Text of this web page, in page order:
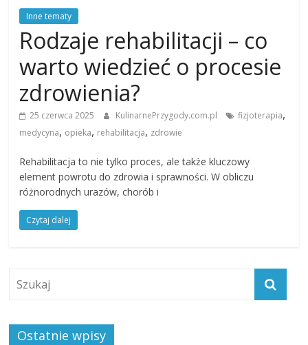
Inne tematy
Rodzaje rehabilitacji – co
warto wiedzieć o procesie
zdrowienia?
25 czerwca 2025 KulinarnePrzygody.com.pl fizjoterapia,
medycyna, opieka, rehabilitacja, zdrowie
Rehabilitacja to nie tylko proces, ale także kluczowy
element powrotu do zdrowia i sprawności. W obliczu
różnorodnych urazów, chorób i
Czytaj dalej
Ostatnie wpisy